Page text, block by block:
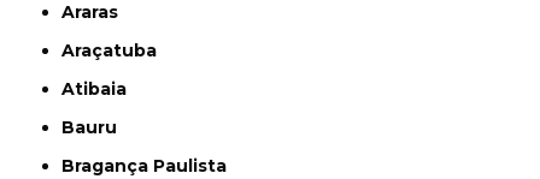
Araras
Araçatuba
Atibaia
Bauru
Bragança Paulista